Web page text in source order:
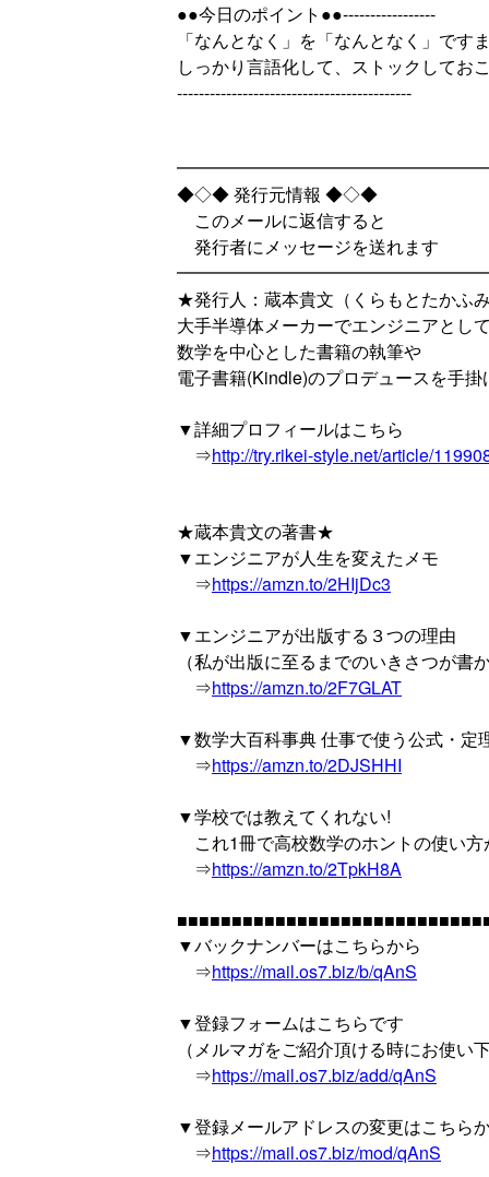
●●今日のポイント●●-----------------
「なんとなく」を「なんとなく」ですま
しっかり言語化して、ストックしておこ
-------------------------------------------
◆◇◆ 発行元情報 ◆◇◆
このメールに返信すると
発行者にメッセージを送れます
★発行人：蔵本貴文（くらもとたかふ
大手半導体メーカーでエンジニアとし
数学を中心とした書籍の執筆や
電子書籍(Kindle)のプロデュースを手掛
▼詳細プロフィールはこちら
⇒http://try.rikei-style.net/article/
★蔵本貴文の著書★
▼エンジニアが人生を変えたメモ
⇒https://amzn.to/2HIjDc3
▼エンジニアが出版する３つの理由
（私が出版に至るまでのいきさつが書
⇒https://amzn.to/2F7GLAT
▼数学大百科事典 仕事で使う公式・定
⇒https://amzn.to/2DJSHHI
▼学校では教えてくれない!
これ1冊で高校数学のホントの使い方
⇒https://amzn.to/2TpkH8A
▼バックナンバーはこちらから
⇒https://mail.os7.biz/b/qAnS
▼登録フォームはこちらです
（メルマガをご紹介頂ける時にお使い下
⇒https://mail.os7.biz/add/qAnS
▼登録メールアドレスの変更はこちら
⇒https://mail.os7.biz/mod/qAnS